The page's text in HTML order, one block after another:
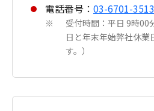
電話番号： 03-6701-3513
※
受付時間：平日 9時00
日と年末年始弊社休業
す。）